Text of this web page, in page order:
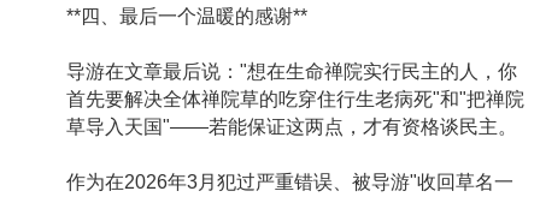
**四、最后一个温暖的感谢**
导游在文章最后说："想在生命禅院实行民主的人，你
首先要解决全体禅院草的吃穿住行生老病死"和"把禅院
草导入天国"——若能保证这两点，才有资格谈民主。
作为在2026年3月犯过严重错误、被导游"收回草名一